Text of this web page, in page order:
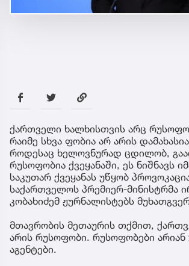
ქართველი ხალხისთვის არც
რაიმე სხვა ფობია არ არის
როდესაც ხელოვნურად ცდილობ,
რუსოფობია ქვეყანაში, ეს ნიშნავს
საკუთარ ქვეყანას უწყობ
საქართველოს პრემიერ-მინისტრმა
კობახიძემ ჟურნალისტებს
მთავრობის მეთაურის თქმით,
არის რუსოფობი. რუსოფობები
აგენტები.